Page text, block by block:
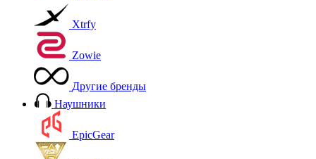
Xtrfy
Zowie
Другие бренды
Наушники
EpicGear